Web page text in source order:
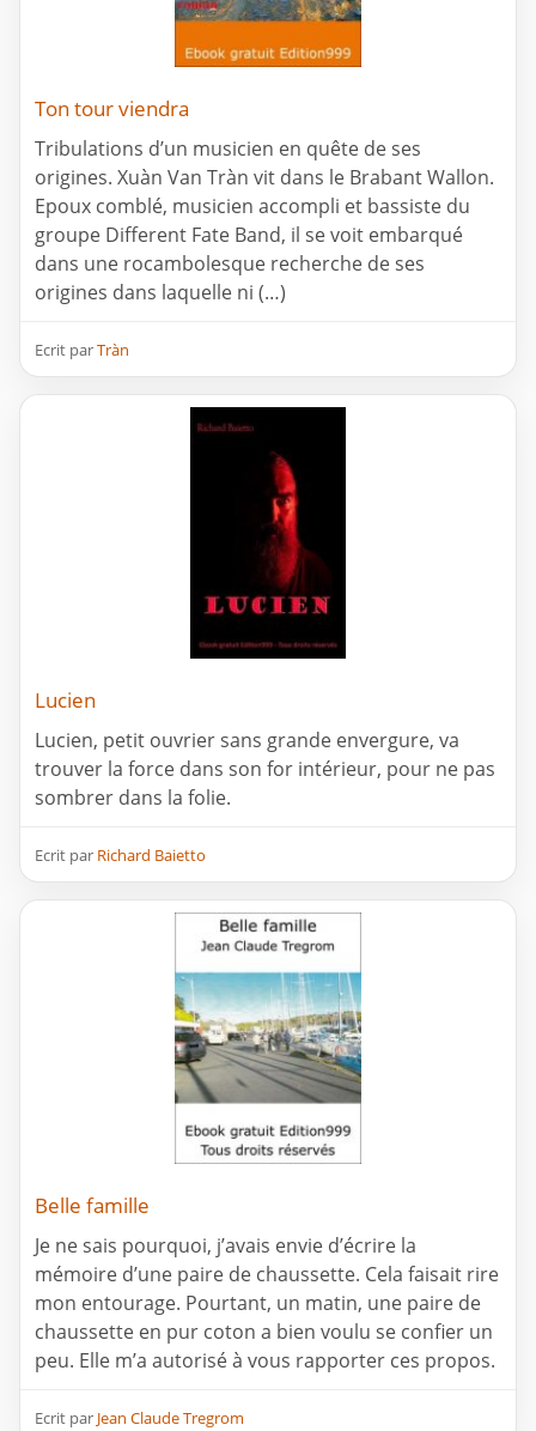
Ton tour viendra
Tribulations d’un musicien en quête de ses
origines. Xuàn Van Tràn vit dans le Brabant Wallon.
Epoux comblé, musicien accompli et bassiste du
groupe Different Fate Band, il se voit embarqué
dans une rocambolesque recherche de ses
origines dans laquelle ni (…)
Ecrit parTràn
Lucien
Lucien, petit ouvrier sans grande envergure, va
trouver la force dans son for intérieur, pour ne pas
sombrer dans la folie.
Ecrit par Richard Baietto
Belle famille
Je ne sais pourquoi, j’avais envie d’écrire la
mémoire d’une paire de chaussette. Cela faisait rire
mon entourage. Pourtant, un matin, une paire de
chaussette en pur coton a bien voulu se confier un
peu. Elle m’a autorisé à vous rapporter ces propos.
Ecrit par Jean Claude Tregrom